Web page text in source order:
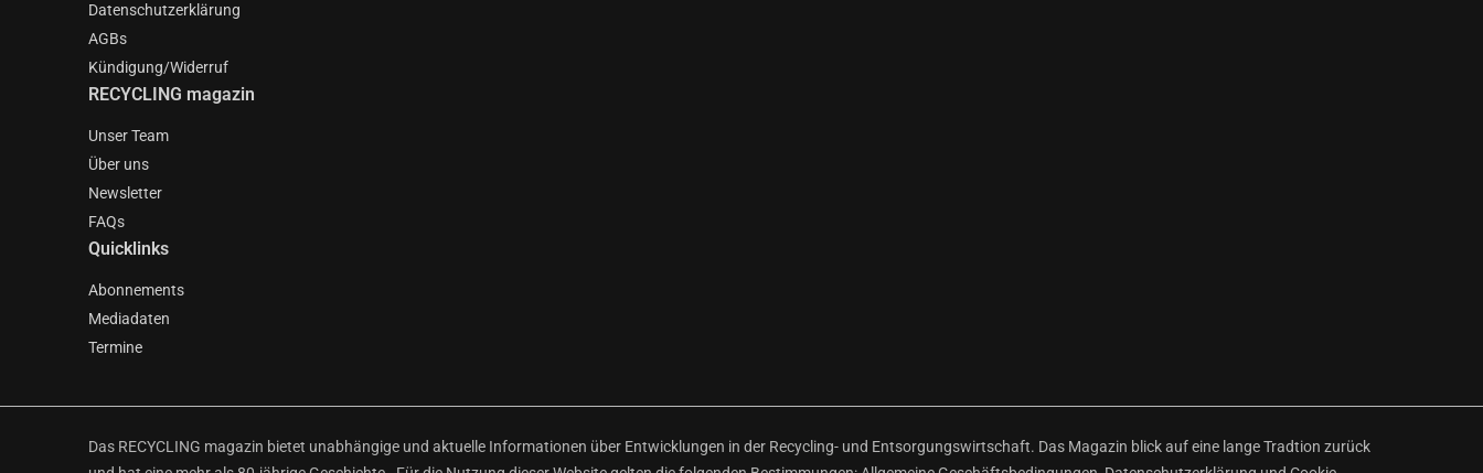
Datenschutzerklärung
AGBs
Kündigung/Widerruf
RECYCLING magazin
Unser Team
Über uns
Newsletter
FAQs
Quicklinks
Abonnements
Mediadaten
Termine
Das RECYCLING magazin bietet unabhängige und aktuelle Informationen über Entwicklungen in der Recycling- und Entsorgungswirtschaft. Das Magazin blick auf eine lange Tradtion zurück